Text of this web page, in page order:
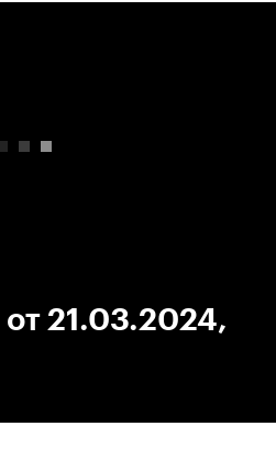
21.03.2024,